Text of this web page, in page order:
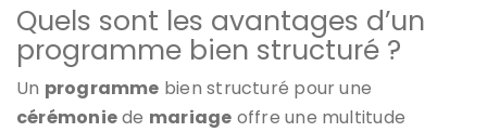
Quels sont les avantages d’un
programme bien structuré ?
Un programme bien structuré pour une
cérémoniede mariage offre une multitude